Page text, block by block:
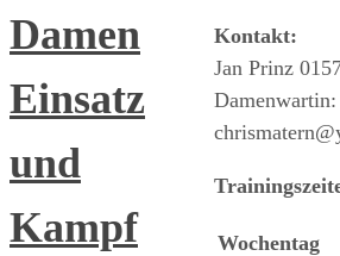
Damen
Einsatz
und
Kampf
Kontakt:
Jan Prinz
Damenwartin:
Wochentag